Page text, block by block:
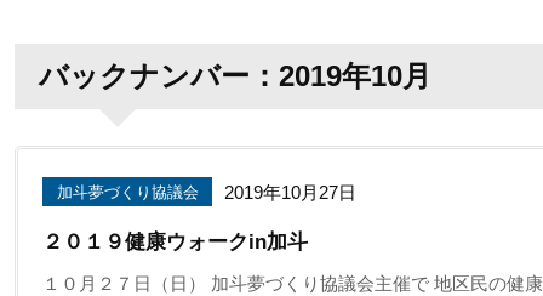
バックナンバー：2019年10月
加斗夢づくり協議会 2019年10月27日
２０１９健康ウォークin加斗
１０月２７日（日） 加斗夢づくり協議会主催で 地区民の健